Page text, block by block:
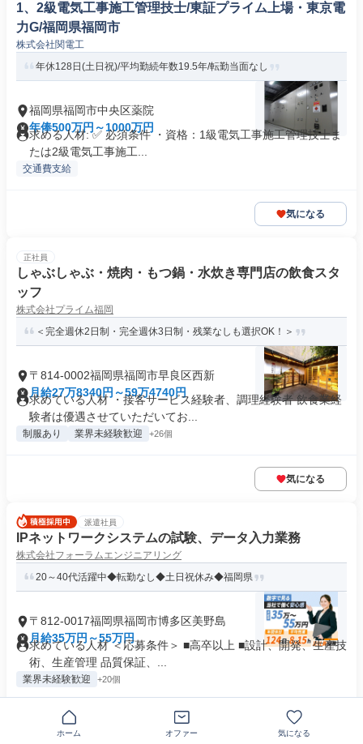
1、2級電気工事施工管理技士/東証プライム上場・東京電
力G/福岡県福岡市
株式会社関電工
年休128日(土日祝)/平均勤続年数19.5年/転勤当面なし
福岡県福岡市中央区薬院
年俸500万円～1000万円
求める人材: ✅ 必須条件 ・資格：1級電気工事施工管理技士ま
たは2級電気工事施工...
交通費支給
気になる
正社員
しゃぶしゃぶ・焼肉・もつ鍋・水炊き専門店の飲食スタ
ッフ
株式会社プライム福岡
＜完全週休2日制・完全週休3日制・残業なしも選択OK！＞
〒814-0002福岡県福岡市早良区西新
月給27万8340円～59万4740円
求めている人材 ・接客サービス経験者、調理経験者 飲食業経
験者は優遇させていただいてお...
制服あり 業界未経験歓迎 +26個
気になる
派遣社員
IPネットワークシステムの試験、データ入力業務
株式会社フォーラムエンジニアリング
20～40代活躍中◆転勤なし◆土日祝休み◆福岡県
〒812-0017福岡県福岡市博多区美野島
月給35万円～55万円
求めている人材 ＜応募条件＞ ■高卒以上 ■設計、開発、生産技
術、生産管理 品質保証、...
業界未経験歓迎 +20個
気になる
ホーム オファー 気になる